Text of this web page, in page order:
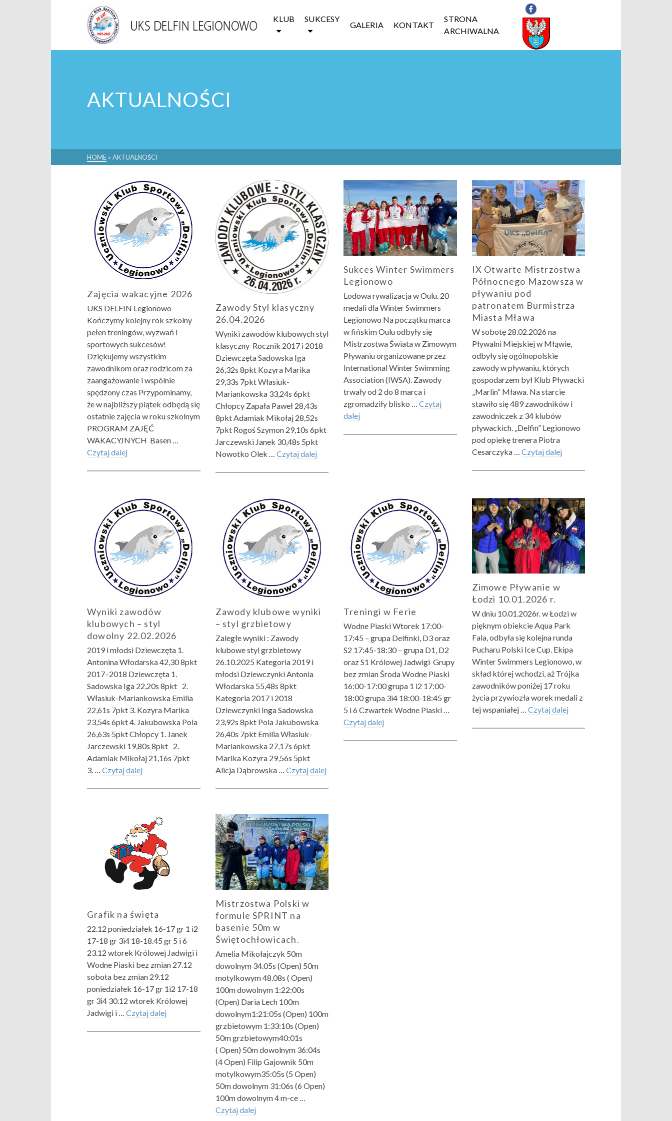
KLUB SUKCESY
GALERIA KONTAKT
STRONA
ARCHIWALNA
AKTUALNOŚCI
HOME » AKTUALNOŚCI
Zajęcia wakacyjne 2026
UKS DELFIN Legionowo
Kończymy kolejny rok szkolny
pełen treningów, wyzwań i
sportowych sukcesów!
Dziękujemy wszystkim
zawodnikom oraz rodzicom za
zaangażowanie i wspólnie
spędzony czas Przypominamy,
że w najbliższy piątek odbędą się
ostatnie zajęcia w roku szkolnym
PROGRAM ZAJĘĆ
WAKACYJNYCH Basen …
Czytaj dalej
Zawody Styl klasyczny
26.04.2026
Wyniki zawodów klubowych styl
klasyczny Rocznik 2017 i 2018
Dziewczęta Sadowska Iga
26,32s 8pkt Kozyra Marika
29,33s 7pkt Własiuk-
Mariankowska 33,24s 6pkt
Chłopcy Zapała Paweł 28,43s
8pkt Adamiak Mikołaj 28,52s
7pkt Rogoś Szymon 29,10s 6pkt
Jarczewski Janek 30,48s 5pkt
Nowotko Olek … Czytaj dalej
Sukces Winter Swimmers
Legionowo
Lodowa rywalizacja w Oulu. 20
medali dla Winter Swimmers
Legionowo Na początku marca
w fińskim Oulu odbyły się
Mistrzostwa Świata w Zimowym
Pływaniu organizowane przez
International Winter Swimming
Association (IWSA). Zawody
trwały od 2 do 8 marca i
zgromadziły blisko … Czytaj
dalej
IX Otwarte Mistrzostwa
Północnego Mazowsza w
pływaniu pod
patronatem Burmistrza
Miasta Mława
W sobotę 28.02.2026 na
Pływalni Miejskiej w Młąwie,
odbyły się ogólnopolskie
zawody w pływaniu, których
gospodarzem był Klub Pływacki
„Marlin” Mława. Na starcie
stawiło się 489 zawodników i
zawodniczek z 34 klubów
pływackich. „Delfin” Legionowo
pod opiekę trenera Piotra
Cesarczyka … Czytaj dalej
Wyniki zawodów
klubowych – styl
dowolny 22.02.2026
2019 i młodsi Dziewczęta 1.
Antonina Włodarska 42,30 8pkt
2017–2018 Dziewczęta 1.
Sadowska Iga 22,20s 8pkt 2.
Własiuk-Mariankowska Emilia
22,61s 7pkt 3. Kozyra Marika
23,54s 6pkt 4. Jakubowska Pola
26,63s 5pkt Chłopcy 1. Janek
Jarczewski 19,80s 8pkt 2.
Adamiak Mikołaj 21,16s 7pkt
3. … Czytaj dalej
Zawody klubowe wyniki
– styl grzbietowy
Zaległe wyniki : Zawody
klubowe styl grzbietowy
26.10.2025 Kategoria 2019 i
młodsi Dziewczynki Antonia
Włodarska 55,48s 8pkt
Kategoria 2017 i 2018
Dziewczynki Inga Sadowska
23,92s 8pkt Pola Jakubowska
26,40s 7pkt Emilia Własiuk-
Mariankowska 27,17s 6pkt
Marika Kozyra 29,56s 5pkt
Alicja Dąbrowska … Czytaj dalej
Treningi w Ferie
Wodne Piaski Wtorek 17:00-
17:45 – grupa Delfinki, D3 oraz
S2 17:45-18:30 – grupa D1, D2
oraz S1 Królowej Jadwigi Grupy
bez zmian Środa Wodne Piaski
16:00-17:00 grupa 1 i2 17:00-
18:00 grupa 3i4 18:00-18:45 gr
5 i 6 Czwartek Wodne Piaski …
Czytaj dalej
Zimowe Pływanie w
Łodzi 10.01.2026 r.
W dniu 10.01.2026r. w Łodzi w
pięknym obiekcie Aqua Park
Fala, odbyła się kolejna runda
Pucharu Polski Ice Cup. Ekipa
Winter Swimmers Legionowo, w
skład której wchodzi, aż Trójka
zawodników poniżej 17 roku
życia przywiozła worek medali z
tej wspaniałej … Czytaj dalej
Grafik na święta
22.12 poniedziałek 16-17 gr 1 i2
17-18 gr 3i4 18-18.45 gr 5 i 6
23.12 wtorek Królowej Jadwigi i
Wodne Piaski bez zmian 27.12
sobota bez zmian 29.12
poniedziałek 16-17 gr 1i2 17-18
gr 3i4 30.12 wtorek Królowej
Jadwigi i … Czytaj dalej
Mistrzostwa Polski w
formule SPRINT na
basenie 50m w
Świętochłowicach.
Amelia Mikołajczyk 50m
dowolnym 34.05s (Open) 50m
motylkowym 48.08s ( Open)
100m dowolnym 1:22:00s
(Open) Daria Lech 100m
dowolnym1:21:05s (Open) 100m
grzbietowym 1:33:10s (Open)
50m grzbietowym40:01s
( Open) 50m dowolnym 36:04s
(4 Open) Filip Gajownik 50m
motylkowym35:05s (5 Open)
50m dowolnym 31:06s (6 Open)
100m dowolnym 4 m-ce …
Czytaj dalej